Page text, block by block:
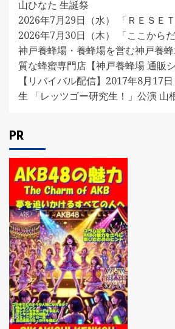
山ひなた 生誕祭
2026年7月29日（水） 「ＲＥＳＥ
2026年7月30日（木） 「ここから
神戸養蜂場・養蜂場を営む神戸養
質な蜂蜜専門店【神戸養蜂場 通販シ
【リバイバル配信】2017年8月17
生 「レッツゴー研究生！」公演 山
PR